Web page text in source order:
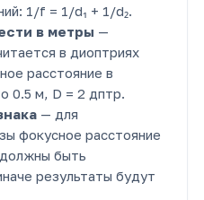
1/f = 1/d₁ + 1/d₂.
в метры —
в диоптриях
расстояние в
0.5 м, D = 2 дптр.
— для
фокусное расстояние
должны быть
результаты будут